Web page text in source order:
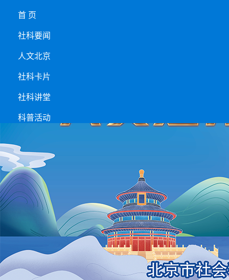
首 页
社科要闻
人文北京
社科卡片
社科讲堂
科普活动